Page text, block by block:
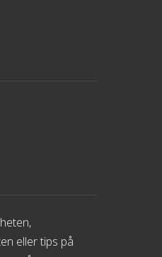
eller tips på